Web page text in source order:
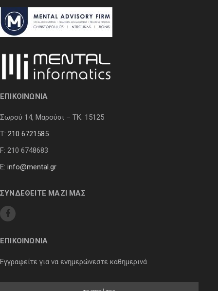
ΕΠΙΚΟΙΝΩΝΙΑ
Σωρού 14, Μαρούσι – ΤΚ: 15125
Τ: 210 6721585
F: 210 6748683
E: info@mental.gr
ΣΥΝΔΕΘΕΙΤΕ ΜΑΖΙ ΜΑΣ
ΕΠΙΚΟΙΝΩΝΙΑ
Εγγραφείτε για να ενημερώνεστε καθημερινά